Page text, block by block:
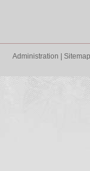
Administration